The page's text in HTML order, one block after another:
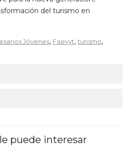
del turismo en
Jóvenes, Faevyt, turismo,
puede interesar